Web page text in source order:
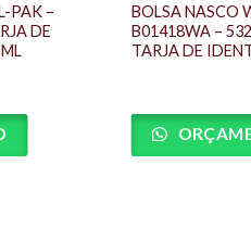
PAK –
DE
BOLSA NASCO
B01418WA –
TARJA DE